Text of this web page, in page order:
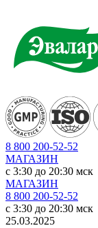
8 800 200-52-52
МАГАЗИН
c 3:30 до 20:30 мск
МАГАЗИН
8 800 200-52-52
c 3:30 до 20:30 мск
25.03.2025